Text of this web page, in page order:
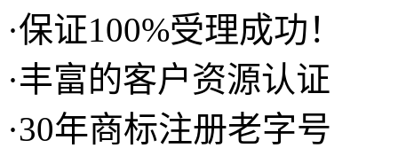
·保证100%受理成功！
·丰富的客户资源认证
·30年商标注册老字号